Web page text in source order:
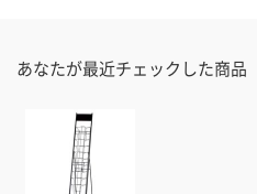
あなたが最近チェックした商品